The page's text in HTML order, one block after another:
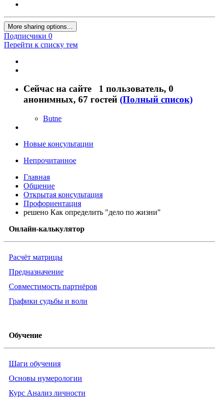
More sharing options...
Подписчики 0
Перейти к списку тем
Сейчас на сайте 1 пользователь, 0
анонимных, 67 гостей (Полный список)
Butne
Новые консультации
Непрочитанное
Главная
Общение
Открытая консультация
Профориентация
решено Как определить "дело по жизни"
Онлайн-калькулятор
Расчёт матрицы
Предназначение
Совместимость партнёров
Графики судьбы и воли
Обучение
Шаги обучения
Основы нумерологии
Курс Анализ личности